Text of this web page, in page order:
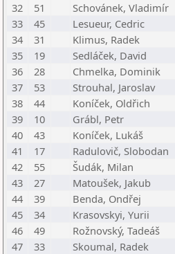
32
51 Schovánek, Vladimír
33
45 Lesueur, Cedric
34
31 Klimus, Radek
35
19 Sedláček, David
36
28 Chmelka, Dominik
37
53 Strouhal, Jaroslav
38
44 Koníček, Oldřich
39
10 Grábl, Petr
40
43 Koníček, Lukáš
41
17 Radulovič, Slobodan
42
55 Šudák, Milan
43
27 Matoušek, Jakub
44
39 Benda, Ondřej
45
34 Krasovskyi, Yurii
46
49 Rožnovský, Tadeáš
47
33 Skoumal, Radek